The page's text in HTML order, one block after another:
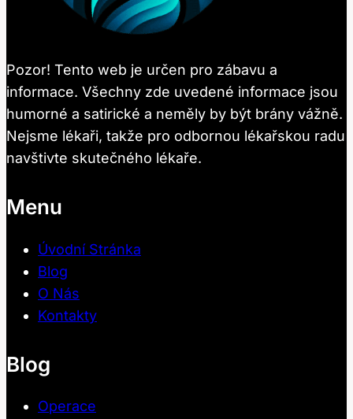
Pozor! Tento web je určen pro zábavu a
informace. Všechny zde uvedené informace jsou
humorné a satirické a neměly by být brány vážně.
Nejsme lékaři, takže pro odbornou lékařskou radu
navštivte skutečného lékaře.
Menu
Úvodní Stránka
Blog
O Nás
Kontakty
Blog
Operace